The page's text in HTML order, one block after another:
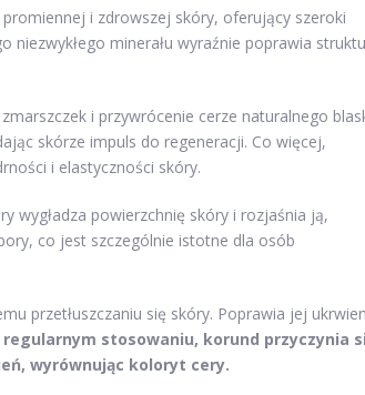
i zdrowszej skóry, oferujący szeroki
niezwykłego minerału wyraźnie poprawia
i przywrócenie cerze naturalnego
skórze impuls do regeneracji. Co więcej,
i elastyczności skóry.
wygładza powierzchnię skóry i rozjaśnia ją,
co jest szczególnie istotne dla osób
przetłuszczaniu się skóry. Poprawia jej
regularnym stosowaniu, korund przyczynia
wyrównując koloryt cery.